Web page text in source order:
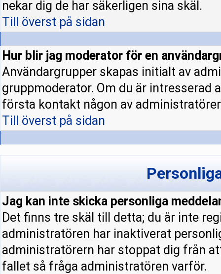
nekar dig de har säkerligen sina skäl.
Till överst på sidan
Hur blir jag moderator för en
Användargrupper skapas initialt av
gruppmoderator. Om du är intresserad
första kontakt någon av
Till överst på sidan
Jag kan inte skicka personliga
Det finns tre skäl till detta; du är inte
administratören har inaktiverat
administratörern har stoppat dig från
fallet så fråga administratören varför.